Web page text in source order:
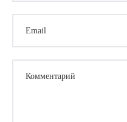
Email
Комментарий